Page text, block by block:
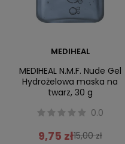
MEDIHEAL
MEDIHEAL N.M.F. Nude Gel
Hydrożelowa maska na
twarz, 30 g
0.0
9,75 zł15,00 zł